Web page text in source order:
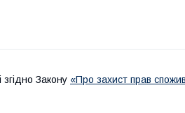
згідно Закону «Про захист прав